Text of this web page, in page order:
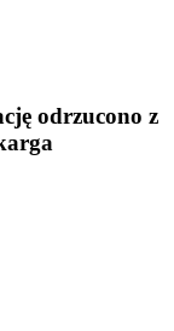
odrzucono z